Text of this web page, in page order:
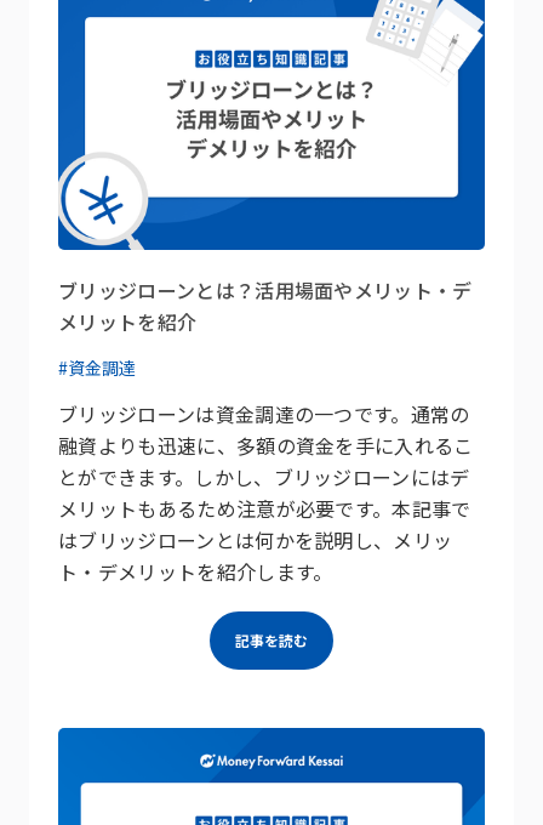
ブリッジローンとは？活用場面やメリット・デ
メリットを紹介
#資金調達
ブリッジローンは資金調達の一つです。通常の
融資よりも迅速に、多額の資金を手に入れるこ
とができます。しかし、ブリッジローンにはデ
メリットもあるため注意が必要です。本記事で
はブリッジローンとは何かを説明し、メリッ
ト・デメリットを紹介します。
記事を読む